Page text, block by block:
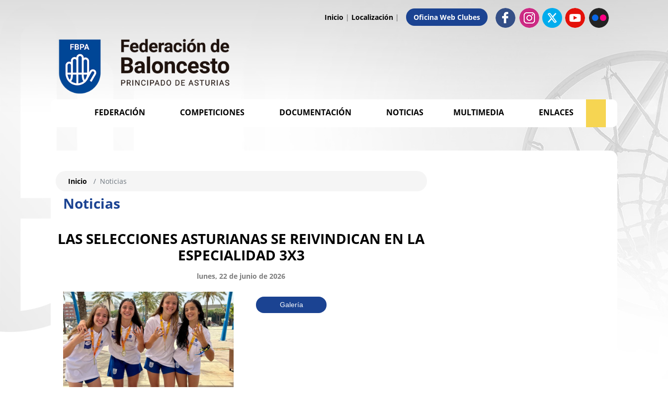
Inicio | Localización | Oficina Web Clubes
FEDERACIÓN COMPETICIONES DOCUMENTACIÓN NOTICIAS MULTIMEDIA ENLACES
Noticias
Inicio Noticias
LAS SELECCIONES ASTURIANAS SE REIVINDICAN EN LA
ESPECIALIDAD 3X3
lunes, 22 de junio de 2026
Galería